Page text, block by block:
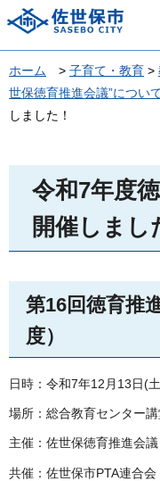
佐世保市
ホーム > 子育て・教育 >
世保徳育推進会議”につい
しました！
令和7年度
開催しまし
第16回徳育推
度）
日時：令和7年12月13日(
場所：総合教育センター
主催：佐世保徳育推進会議
共催：佐世保市PTA連合会